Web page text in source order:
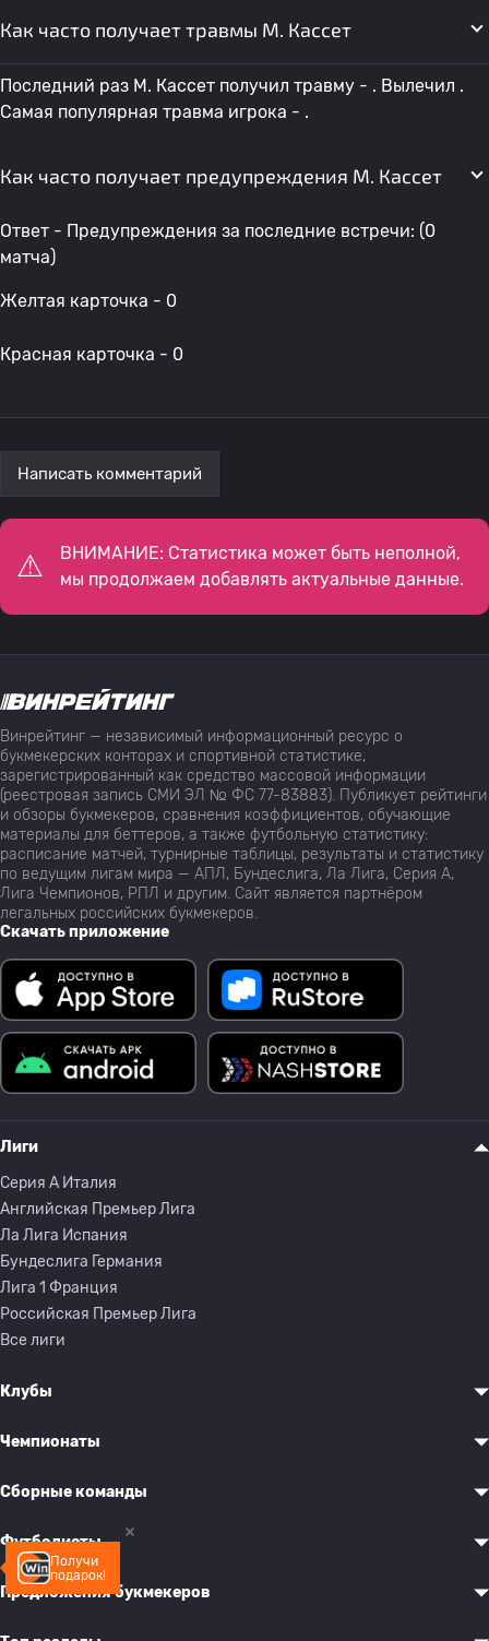
Как часто получает травмы М. Кассет
Последний раз М. Кассет получил травму - . Вылечил .
Самая популярная травма игрока - .
Как часто получает предупреждения М. Кассет
Ответ - Предупреждения за последние встречи: (0
матча)
Желтая карточка - 0
Красная карточка - 0
Написать комментарий
ВНИМАНИЕ: Статистика может быть неполной,
мы продолжаем добавлять актуальные данные.
Получи
подарок!
Винрейтинг — независимый информационный ресурс о
букмекерских конторах и спортивной статистике,
зарегистрированный как средство массовой информации
(реестровая запись СМИ ЭЛ № ФС 77-83883). Публикует рейтинги
и обзоры букмекеров, сравнения коэффициентов, обучающие
материалы для беттеров, а также футбольную статистику:
расписание матчей, турнирные таблицы, результаты и статистику
по ведущим лигам мира — АПЛ, Бундеслига, Ла Лига, Серия А,
Лига Чемпионов, РПЛ и другим. Сайт является партнёром
легальных российских букмекеров.
Скачать приложение
Лиги
Серия A Италия
Английская Премьер Лига
Ла Лига Испания
Бундеслига Германия
Лига 1 Франция
Российская Премьер Лига
Все лиги
Клубы
Чемпионаты
Сборные команды
Футболисты
Предложения букмекеров